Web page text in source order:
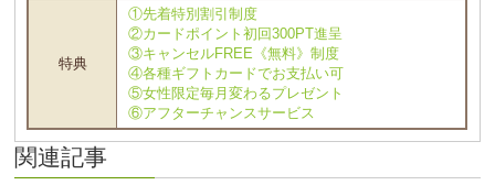
特典
①先着特別割引制度
②カードポイント初回300PT進呈
③キャンセルFREE《無料》制度
④各種ギフトカードでお支払い可
⑤女性限定毎月変わるプレゼント
⑥アフターチャンスサービス
関連記事